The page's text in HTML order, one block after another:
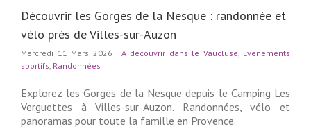
Découvrir les Gorges de la Nesque : randonnée et
vélo près de Villes-sur-Auzon
Mercredi 11 Mars 2026 | A découvrir dans le Vaucluse, Evenements
sportifs, Randonnées
Explorez les Gorges de la Nesque depuis le Camping Les
Verguettes à Villes-sur-Auzon. Randonnées, vélo et
panoramas pour toute la famille en Provence.